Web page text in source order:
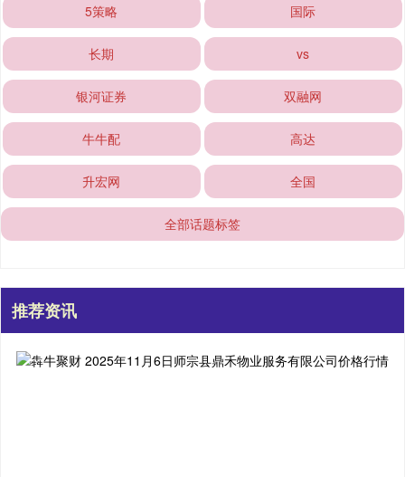
5策略 国际
长期 vs
银河证券 双融网
牛牛配 高达
升宏网 全国
全部话题标签
推荐资讯